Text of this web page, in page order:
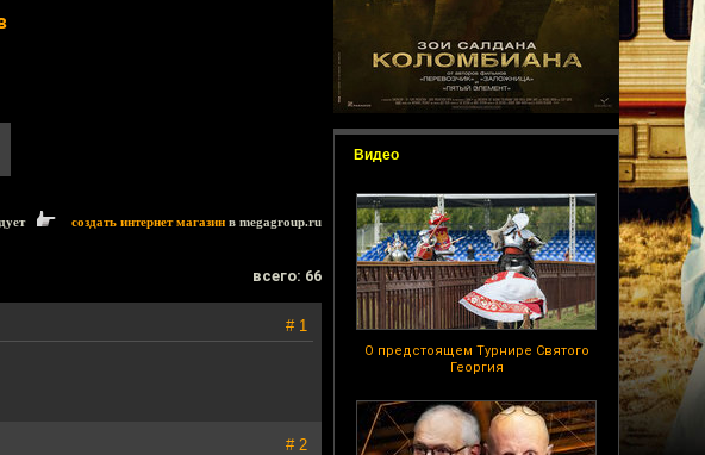
Видео
О предстоящем Турнире Святого
Георгия
создать интернет магазин в megagroup.ru
всего: 66
# 1
# 2